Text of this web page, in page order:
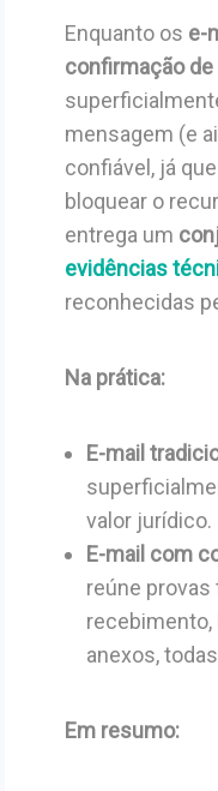
Enquanto os e-
confirmação de
mensagem (e
confiável, já
bloquear o
entrega um
evidências
reconhecidas
Na prática:
E-mail
valor jurídico.
E-mail com
reúne
recebimento,
anexos,
Em resumo: